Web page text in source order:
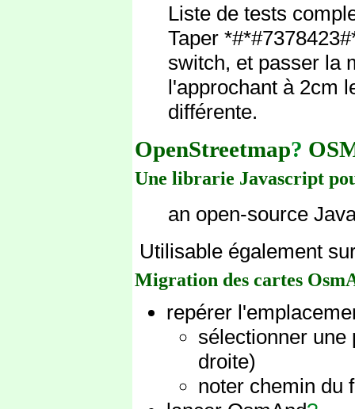
Liste de tests
Taper
switch, et passer la
l'approchant à 2cm
différente.
OpenStreetmap?
Une librarie Javascript
an open-source
Utilisable également
Migration des cartes
repérer
sélectionner une
droite)
noter chemin du